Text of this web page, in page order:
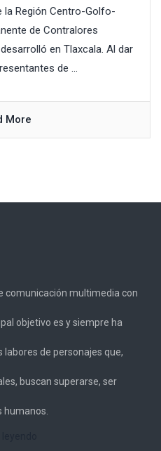
la Región Centro-Golfo-
de Contralores
en Tlaxcala. Al dar
de ...
More
comunicación multimedia con
objetivo es y siempre ha
labores de personajes que,
buscan superarse, ser
humanos.